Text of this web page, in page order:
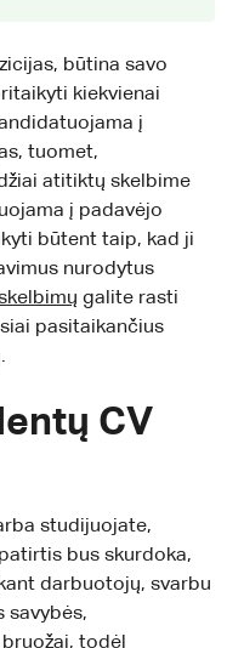
būtina savo
kiekvienai
į
tuomet,
atitiktų skelbime
į padavėjo
būtent taip, kad ji
nurodytus
galite rasti
pasitaikančius
CV
studijuojate,
bus skurdoka,
darbuotojų, svarbu
savybės,
todėl